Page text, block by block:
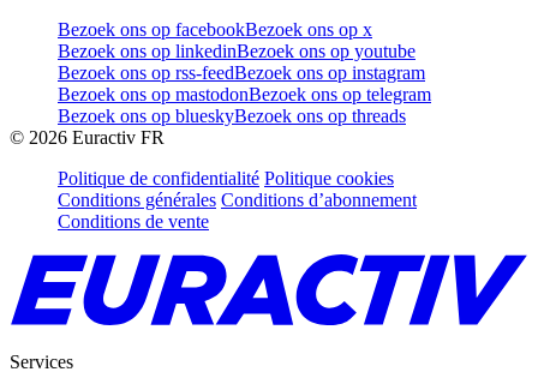
Bezoek ons op facebookBezoek ons op x
Bezoek ons op linkedinBezoek ons op youtube
Bezoek ons op rss-feedBezoek ons op instagram
Bezoek ons op mastodonBezoek ons op telegram
Bezoek ons op blueskyBezoek ons op threads
© 2026 Euractiv FR
Politique de confidentialité Politique cookies
Conditions générales Conditions d’abonnement
Conditions de vente
Services